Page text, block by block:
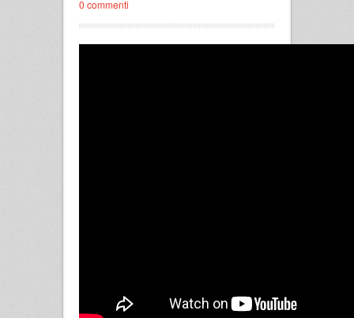
0 commenti